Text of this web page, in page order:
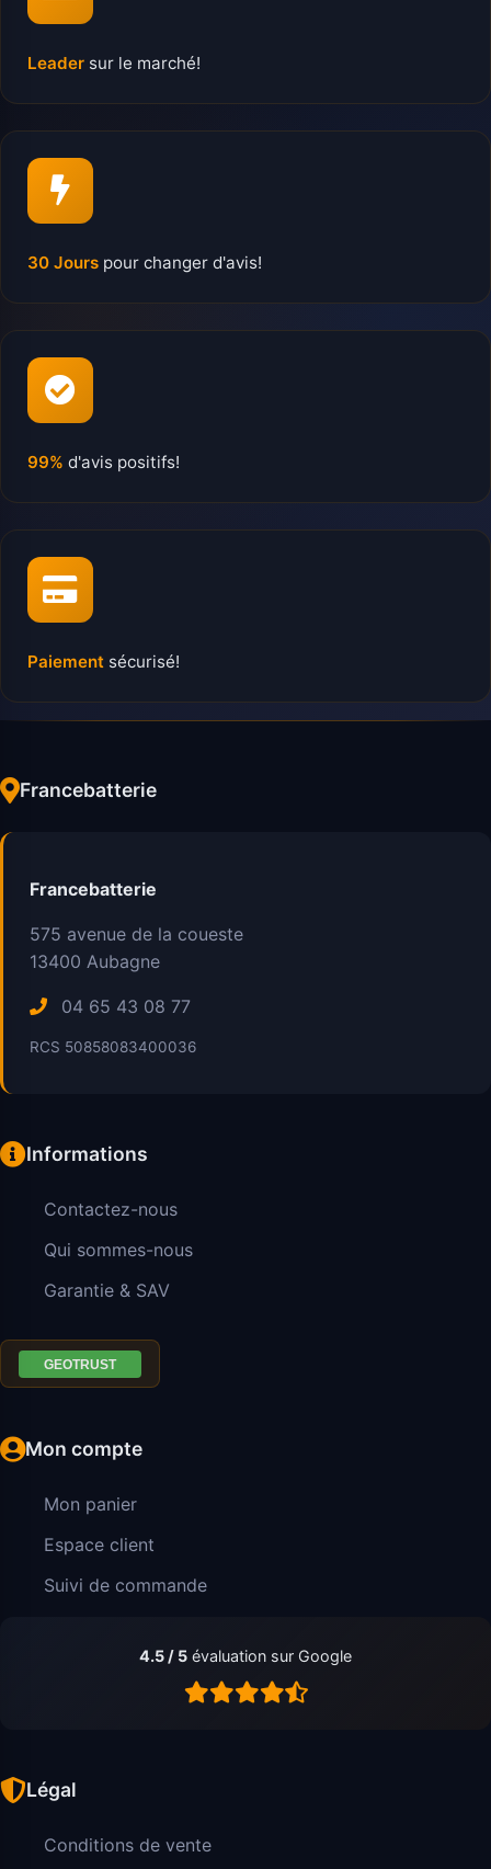
Leader sur le marché!
30 Jours pour changer d'avis!
99% d'avis positifs!
Paiement sécurisé!
Francebatterie
Francebatterie
575 avenue de la coueste
13400 Aubagne
04 65 43 08 77
RCS 50858083400036
Informations
Contactez-nous
Qui sommes-nous
Garantie & SAV
Mon compte
Mon panier
Espace client
Suivi de commande
4.5 / 5 évaluation sur Google
Légal
Conditions de vente